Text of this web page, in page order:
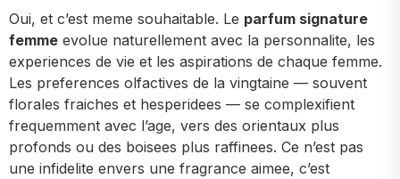
Oui, et c’est meme souhaitable. Le parfum signature
femme evolue naturellement avec la personnalite, les
experiences de vie et les aspirations de chaque femme.
Les preferences olfactives de la vingtaine — souvent
florales fraiches et hesperidees — se complexifient
frequemment avec l’age, vers des orientaux plus
profonds ou des boisees plus raffinees. Ce n’est pas
une infidelite envers une fragrance aimee, c’est